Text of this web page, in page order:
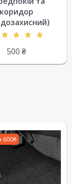
коридор
500 ₴
600₴